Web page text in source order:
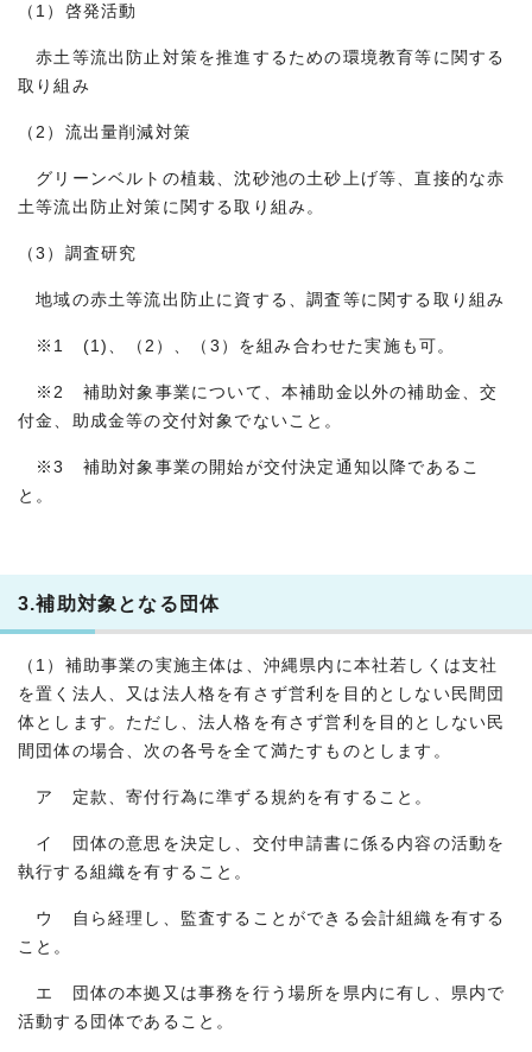
（1）啓発活動
赤土等流出防止対策を推進するための環境教育等に関する
取り組み
（2）流出量削減対策
グリーンベルトの植栽、沈砂池の土砂上げ等、直接的な赤
土等流出防止対策に関する取り組み。
（3）調査研究
地域の赤土等流出防止に資する、調査等に関する取り組み
※1 (1)、（2）、（3）を組み合わせた実施も可。
※2 補助対象事業について、本補助金以外の補助金、交
付金、助成金等の交付対象でないこと。
※3 補助対象事業の開始が交付決定通知以降であるこ
と。
3.補助対象となる団体
（1）補助事業の実施主体は、沖縄県内に本社若しくは支社
を置く法人、又は法人格を有さず営利を目的としない民間団
体とします。ただし、法人格を有さず営利を目的としない民
間団体の場合、次の各号を全て満たすものとします。
ア 定款、寄付行為に準ずる規約を有すること。
イ 団体の意思を決定し、交付申請書に係る内容の活動を
執行する組織を有すること。
ウ 自ら経理し、監査することができる会計組織を有する
こと。
エ 団体の本拠又は事務を行う場所を県内に有し、県内で
活動する団体であること。